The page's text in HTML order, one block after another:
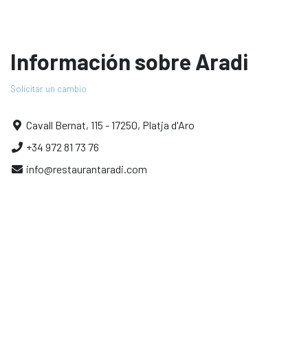
Información sobre Aradi
Solicitar un cambio
Cavall Bernat, 115 - 17250, Platja d'Aro
+34 972 81 73 76
info@restaurantaradi.com